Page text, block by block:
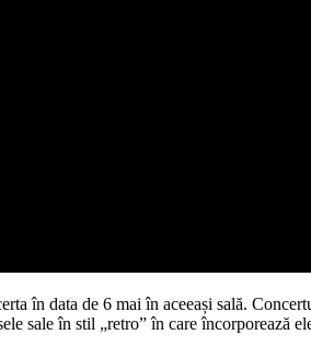
în data de 6 mai în aceeași sală.
sale în stil „retro” în care